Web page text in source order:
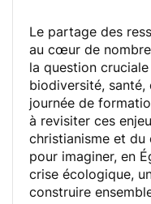
Le partage des
au cœur de
la question
biodiversité,
journée de
à revisiter ces
christianisme et
pour imaginer, en
crise écologique,
construire